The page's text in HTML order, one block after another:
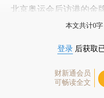
北京奥运会后访港的金
本文共计0
登录 后获取
财新通会员
可畅读全文